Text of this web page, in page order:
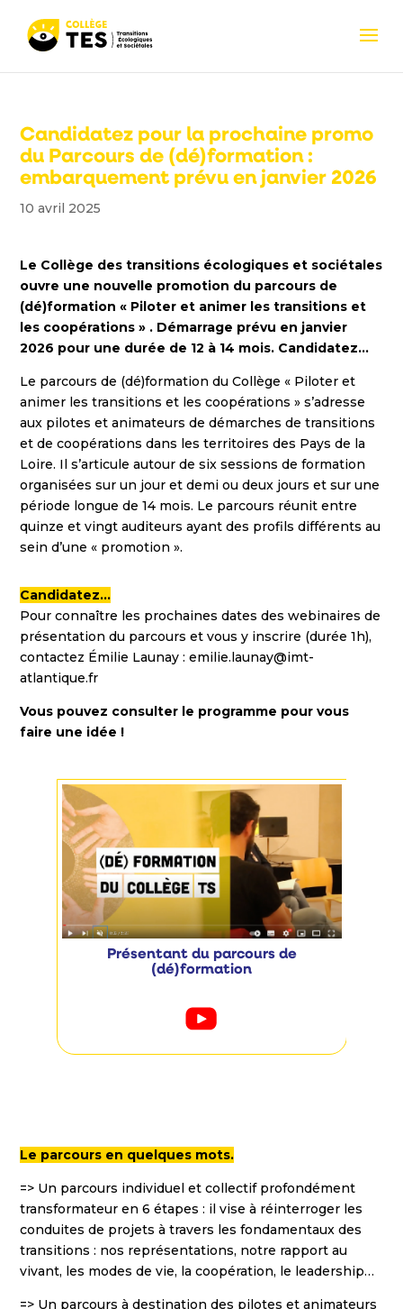
Candidatez pour la prochaine promo
du Parcours de (dé)formation :
embarquement prévu en janvier 2026
10 avril 2025
Le Collège des transitions écologiques et sociétales
ouvre une nouvelle promotion du parcours de
(dé)formation « Piloter et animer les transitions et
les coopérations » . Démarrage prévu en janvier
2026 pour une durée de 12 à 14 mois. Candidatez…
Le parcours de (dé)formation du Collège « Piloter et
animer les transitions et les coopérations » s’adresse
aux pilotes et animateurs de démarches de transitions
et de coopérations dans les territoires des Pays de la
Loire. Il s’articule autour de six sessions de formation
organisées sur un jour et demi ou deux jours et sur une
période longue de 14 mois. Le parcours réunit entre
quinze et vingt auditeurs ayant des profils différents au
sein d’une « promotion ».
Candidatez…
Pour connaître les prochaines dates des webinaires de
présentation du parcours et vous y inscrire (durée 1h),
contactez Émilie Launay :emilie.launay@imt-
atlantique.fr
Vous pouvez consulter le programme pour vous
faire une idée !
Présentant du parcours de
(dé)formation
Le parcours en quelques mots.
=> Un parcours individuel et collectif profondément
transformateur en 6 étapes : il vise à réinterroger les
conduites de projets à travers les fondamentaux des
transitions : nos représentations, notre rapport au
vivant, les modes de vie, la coopération, le leadership…
=> Un parcours à destination des pilotes et animateurs